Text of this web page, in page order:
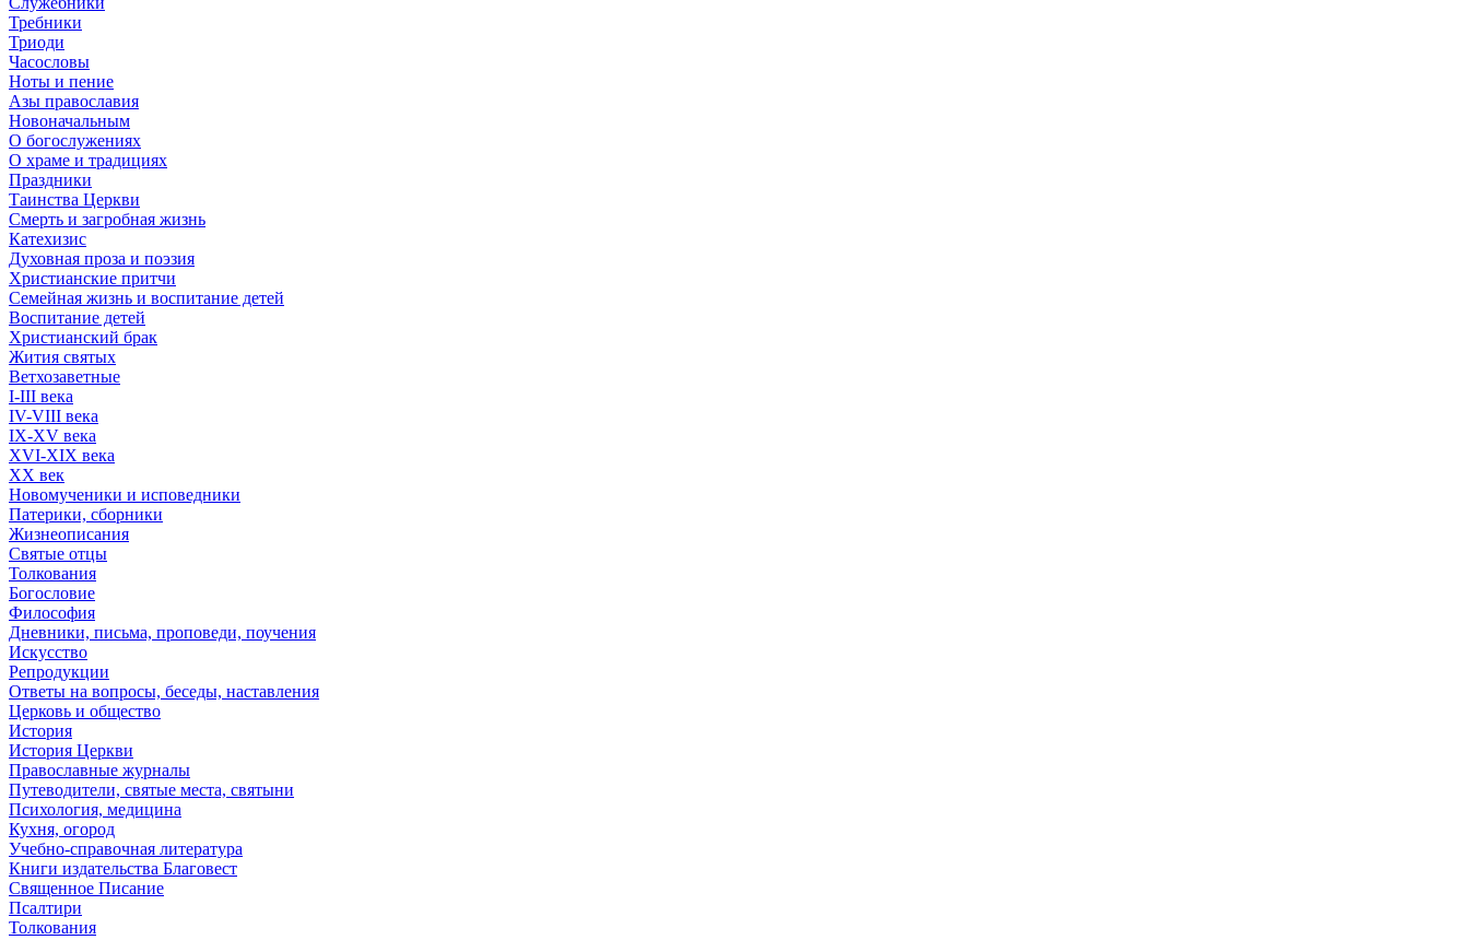
Требники
Триоди
Часословы
Ноты и пение
Азы православия
Новоначальным
О богослужениях
О храме и традициях
Праздники
Таинства Церкви
Смерть и загробная жизнь
Катехизис
Духовная проза и поэзия
Христианские притчи
Семейная жизнь и воспитание детей
Воспитание детей
Христианский брак
Жития святых
Ветхозаветные
I-III века
IV-VIII века
IX-XV века
XVI-XIX века
XX век
Новомученики и исповедники
Патерики, сборники
Жизнеописания
Святые отцы
Толкования
Богословие
Философия
Дневники, письма, проповеди, поучения
Искусство
Репродукции
Ответы на вопросы, беседы, наставления
Церковь и общество
История
История Церкви
Православные журналы
Путеводители, святые места, святыни
Психология, медицина
Кухня, огород
Учебно-справочная литература
Книги издательства Благовест
Священное Писание
Псалтири
Толкования